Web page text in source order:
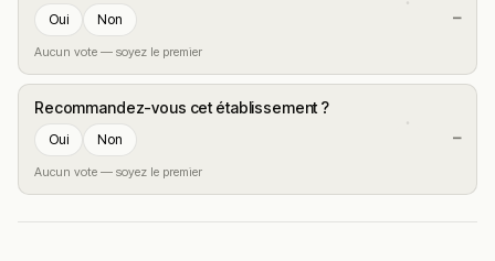
Oui Non
Aucun vote — soyez le premier
—
Recommandez-vous cet établissement ?
Oui Non
Aucun vote — soyez le premier
—